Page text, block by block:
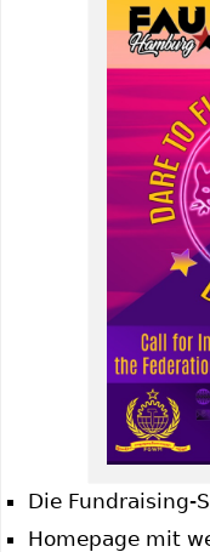
Die Fundraising-
Homepage mit